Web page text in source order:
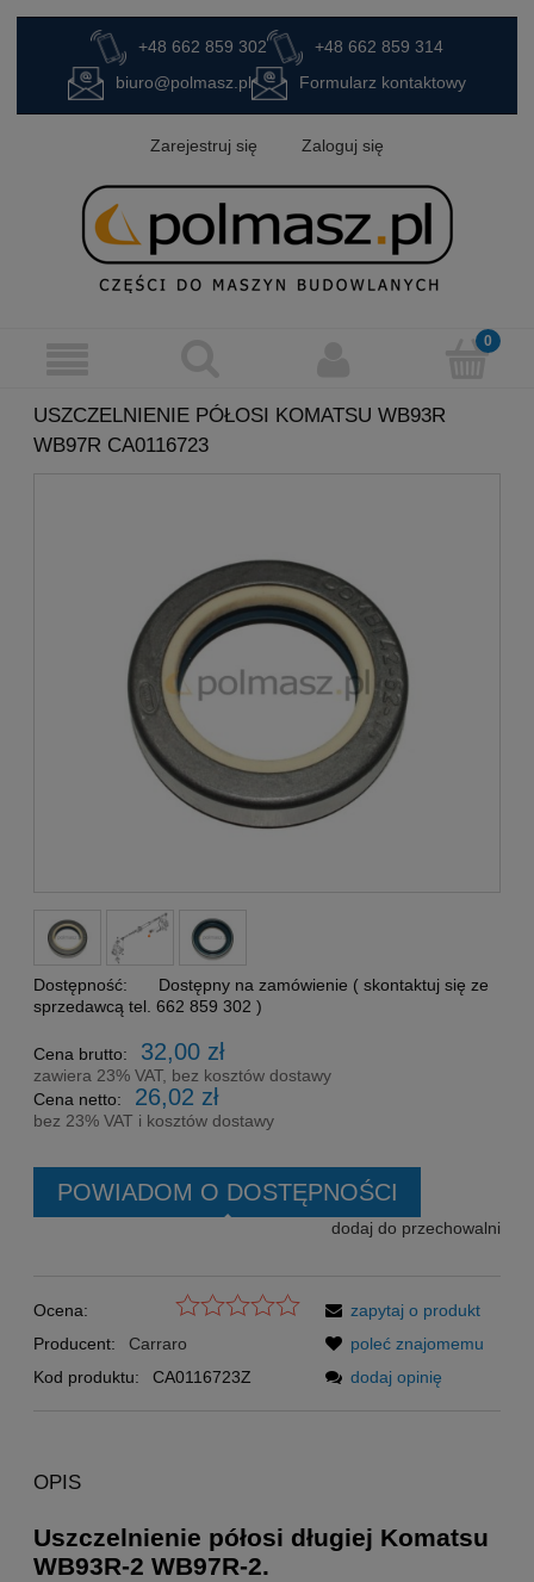
+48 662 859 302
+48 662 859 314
biuro@polmasz.pl
Formularz kontaktowy
Zarejestruj się Zaloguj się
USZCZELNIENIE PÓŁOSI KOMATSU WB93R
WB97R CA0116723
Dostępność:
Dostępny na zamówienie ( skontaktuj się ze
sprzedawcą tel. 662 859 302 )
Cena brutto: 32,00 zł
zawiera 23% VAT, bez kosztów dostawy
Cena netto:
26,02 zł
bez 23% VAT i kosztów dostawy
POWIADOM O DOSTĘPNOŚCI
dodaj do przechowalni
Ocena:
Producent:
Carraro
Kod produktu:
CA0116723Z
zapytaj o produkt
poleć znajomemu
dodaj opinię
OPIS
Uszczelnienie półosi długiej Komatsu
WB93R-2 WB97R-2.